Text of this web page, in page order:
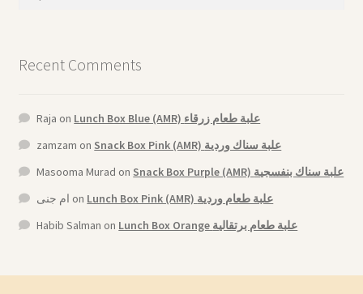
Recent Comments
Raja on
Lunch Box Blue (AMR) علبة طعام زرقاء
zamzam on
Snack Box Pink (AMR) علبة سناك وردية
Masooma Murad on
Snack Box Purple (AMR) علبة سناك بنفسجية
ام جنى on
Lunch Box Pink (AMR) علبة طعام وردية
Habib Salman on Lunch Box Orange علبة طعام برتقالية